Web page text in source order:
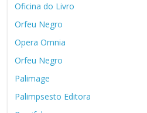
Oficina do Livro
Orfeu Negro
Opera Omnia
Orfeu Negro
Palimage
Palimpsesto Editora